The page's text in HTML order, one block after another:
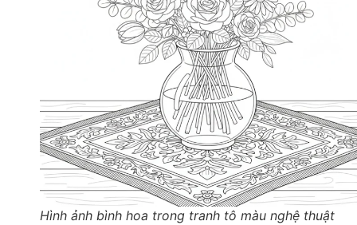
Hình ảnh bình hoa trong tranh tô màu nghệ thuật